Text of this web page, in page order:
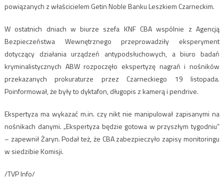
powiązanych z właścicielem Getin Noble Banku Leszkiem Czarneckim.
W ostatnich dniach w biurze szefa KNF CBA wspólnie z Agencją
Bezpieczeństwa Wewnętrznego przeprowadziły eksperyment
dotyczący działania urządzeń antypodsłuchowych, a biuro badań
kryminalistycznych ABW rozpoczęło ekspertyzę nagrań i nośników
przekazanych prokuraturze przez Czarneckiego 19 listopada.
Poinformował, że były to dyktafon, długopis z kamerą i pendrive.
Ekspertyza ma wykazać m.in. czy nikt nie manipulował zapisanymi na
nośnikach danymi. „Ekspertyza będzie gotowa w przyszłym tygodniu”
– zapewnił Żaryn. Podał też, że CBA zabezpieczyło zapisy monitoringu
w siedzibie Komisji.
/TVP Info/